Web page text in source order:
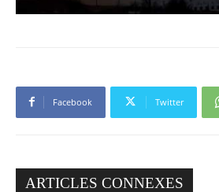
Facebook Twitter
ARTICLES CONNEXES